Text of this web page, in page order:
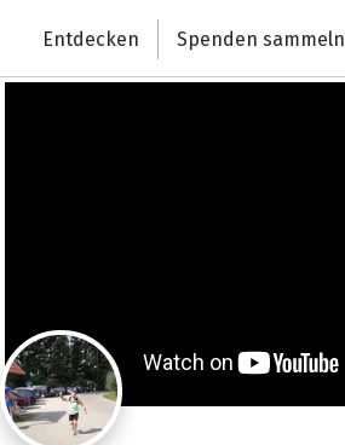
Deutschlands größte Spendenplattform
Entdecken Spenden sammeln